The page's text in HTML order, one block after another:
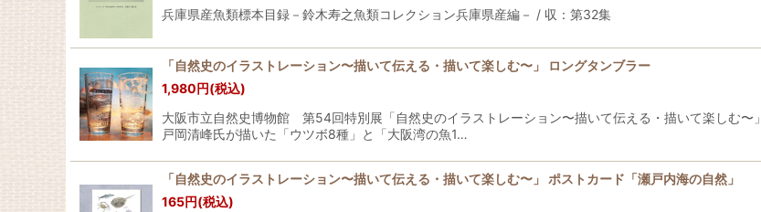
兵庫県産魚類標本目録－鈴木寿之魚類コレクション兵庫県産編－ / 収：第32集
「自然史のイラストレーション〜描いて伝える・描いて楽しむ〜」 ロングタンブラー
1,980円(税込)
大阪市立自然史博物館 第54回特別展「自然史のイラストレーション〜描いて伝える・描いて楽しむ〜
戸岡清峰氏が描いた「ウツボ8種」と「大阪湾の魚1…
「自然史のイラストレーション〜描いて伝える・描いて楽しむ〜」 ポストカード「瀬戸内海の自然」
165円(税込)